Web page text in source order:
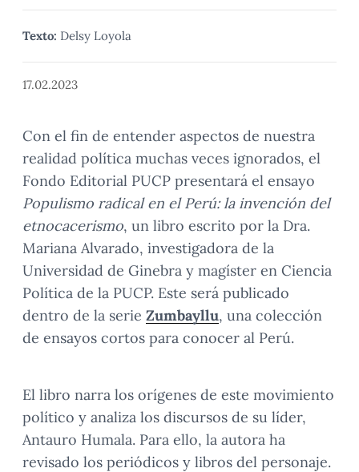
Texto: Delsy Loyola
17.02.2023
Con el fin de entender aspectos de nuestra
realidad política muchas veces ignorados, el
Fondo Editorial PUCP presentará el ensayo
Populismo radical en el Perú: la invención del
etnocacerismo, un libro escrito por la Dra.
Mariana Alvarado, investigadora de la
Universidad de Ginebra y magíster en Ciencia
Política de la PUCP. Este será publicado
dentro de la serie Zumbayllu, una colección
de ensayos cortos para conocer al Perú.
El libro narra los orígenes de este movimiento
político y analiza los discursos de su líder,
Antauro Humala. Para ello, la autora ha
revisado los periódicos y libros del personaje.